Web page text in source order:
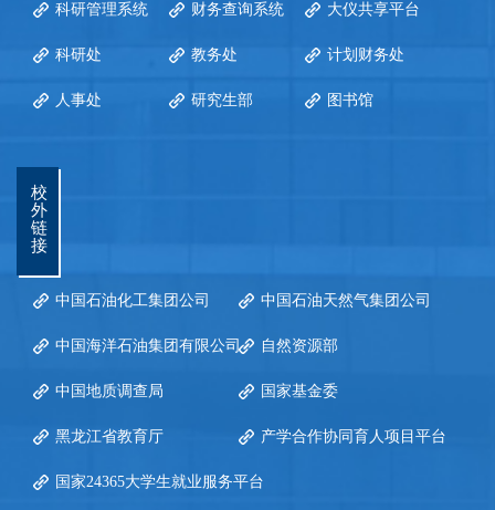
科研管理系统 财务查询系统 大仪共享平台
科研处 教务处 计划财务处
人事处 研究生部 图书馆
校
外
链
接
中国石油化工集团公司 中国石油天然气集团公司
中国海洋石油集团有限公司 自然资源部
中国地质调查局 国家基金委
黑龙江省教育厅 产学合作协同育人项目平台
国家24365大学生就业服务平台